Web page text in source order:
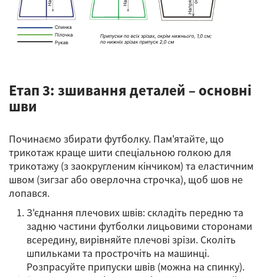
Етап 3: зшивання деталей – основні
шви
Починаємо збирати футболку. Пам'ятайте, що
трикотаж краще шити спеціальною голкою для
трикотажу (з заокругленим кінчиком) та еластичним
швом (зигзаг або оверлочна строчка), щоб шов не
лопався.
З'єднання плечових швів: складіть передню та
задню частини футболки лицьовими сторонами
всередину, вирівняйте плечові зрізи. Сколіть
шпильками та прострочіть на машинці.
Розпрасуйте припуски швів (можна на спинку).